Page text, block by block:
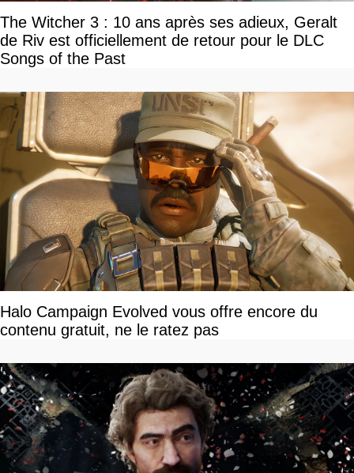
The Witcher 3 : 10 ans après ses adieux, Geralt
de Riv est officiellement de retour pour le DLC
Songs of the Past
Halo Campaign Evolved vous offre encore du
contenu gratuit, ne le ratez pas